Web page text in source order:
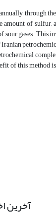
through
amount of
gases. This
of this method
آخرین